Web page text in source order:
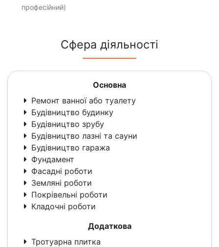
професійний)
Сфера діяльності
Основна
Ремонт ванної або туалету
Будівництво будинку
Будівництво зрубу
Будівництво лазні та сауни
Будівництво гаража
Фундамент
Фасадні роботи
Земляні роботи
Покрівельні роботи
Кладочні роботи
Додаткова
Тротуарна плитка